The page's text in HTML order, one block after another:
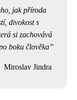
jak příroda
divokost s
si zachovává
boku člověka
Miroslav Jindra